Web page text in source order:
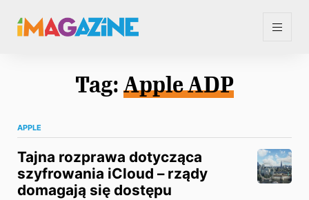
Tag: Apple ADP
APPLE
Tajna rozprawa dotycząca
szyfrowania iCloud – rządy
domagają się dostępu